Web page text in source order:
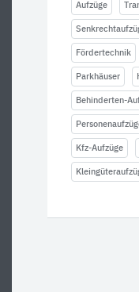
Aufzüge
Fördertechnik
Parkhäuser
Behinderten-
Kfz-Aufzüge